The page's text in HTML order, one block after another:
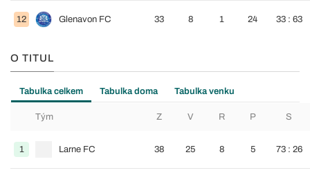
12 Glenavon FC 33 8 1 24 33 : 63
O TITUL
Tabulka celkem Tabulka doma Tabulka venku
Tým Z V R P S
1 Larne FC 38 25 8 5 73 : 26